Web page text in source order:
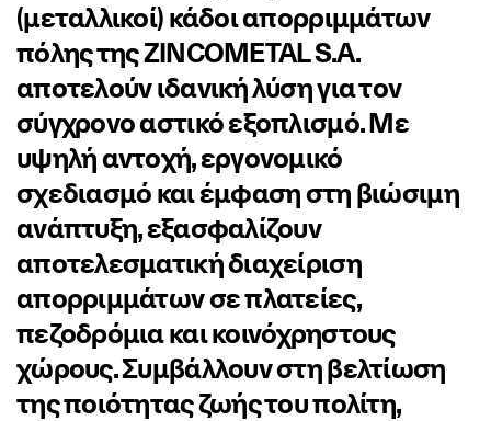
(μεταλλικοί) κάδοι απορριμμάτων
πόλης της ZINCOMETAL S.A.
αποτελούν ιδανική λύση για τον
σύγχρονο αστικό εξοπλισμό. Με
υψηλή αντοχή, εργονομικό
σχεδιασμό και έμφαση στη βιώσιμη
ανάπτυξη, εξασφαλίζουν
αποτελεσματική διαχείριση
απορριμμάτων σε πλατείες,
πεζοδρόμια και κοινόχρηστους
χώρους. Συμβάλλουν στη βελτίωση
της ποιότητας ζωής του πολίτη,